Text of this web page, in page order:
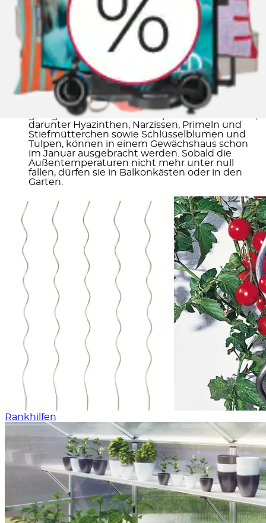
sie dafür gezüchtet sind, oder weil du auf diese Weise
den Frühling früher einläuten kannst:
Welche Tomatensortensind für Gewächshäuser
geeignet? Geraten wird zu sogenannten
Stabtomaten mit ihren hoch aufwachsenden
Trieben. An Pflanzenstützen gedeihen sie bis
unters Dach des Gewächshauses.
Welche Frühblüherwerden in Gewächshäusern
gezogen? Die ersten Blütenpflanzen des Jahres,
darunter Hyazinthen, Narzissen, Primeln und
Stiefmütterchen sowie Schlüsselblumen und
Tulpen, können in einem Gewächshaus schon
im Januar ausgebracht werden. Sobald die
Außentemperaturen nicht mehr unter null
fallen, dürfen sie in Balkonkästen oder in den
Garten.
Rankhilfen